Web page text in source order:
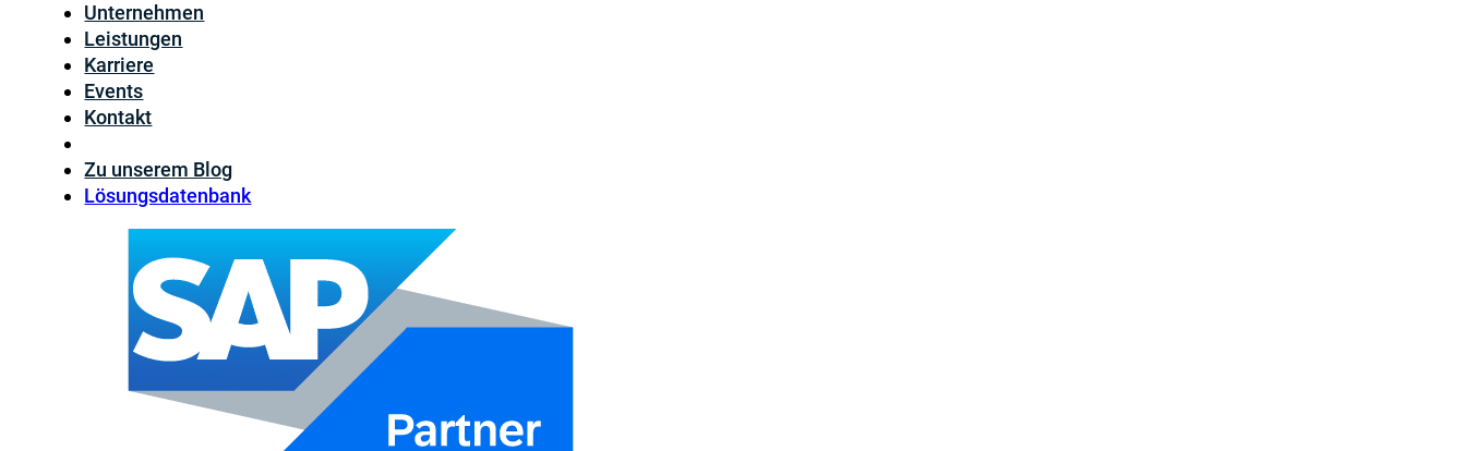
Unternehmen
Leistungen
Karriere
Events
Kontakt
Zu unserem Blog
Lösungsdatenbank